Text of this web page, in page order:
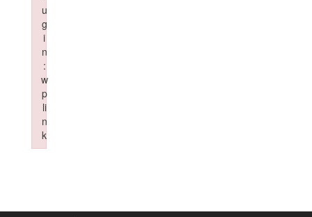
u
g
i
n
:
w
p
li
n
k
Failed to initialize plugin: wplink